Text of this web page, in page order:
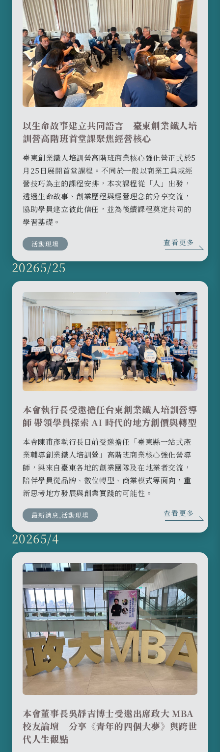
以生命故事建立共同語言 臺東創業鐵人培
訓營高階班首堂課聚焦經營核心
臺東創業鐵人培訓營高階班商業核心強化營正式於5
月25日展開首堂課程。不同於一般以商業工具或經
營技巧為主的課程安排，本次課程從「人」出發，
透過生命故事、創業歷程與經營理念的分享交流，
協助學員建立彼此信任，並為後續課程奠定共同的
學習基礎。
活動現場 查看更多
20265/25
本會執行長受邀擔任台東創業鐵人培訓營導
師 帶領學員探索 AI 時代的地方創價與轉型
本會陳甫彥執行長日前受邀擔任「臺東縣一站式產
業輔導創業鐵人培訓營」高階班商業核心強化營導
師，與來自臺東各地的創業團隊及在地業者交流，
陪伴學員從品牌、數位轉型、商業模式等面向，重
新思考地方發展與創業實踐的可能性。
最新消息,活動現場 查看更多
20265/4
本會董事長吳靜吉博士受邀出席政大 MBA
校友論壇 分享《青年的四個大夢》與跨世
代人生觀點